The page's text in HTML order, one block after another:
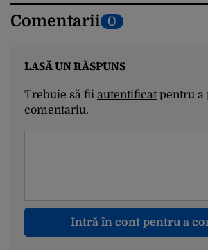
Comentarii 0
LASĂ UN RĂSPUNS
Trebuie să fii autentificatpentru a
comentariu.
Intră în cont pentru a